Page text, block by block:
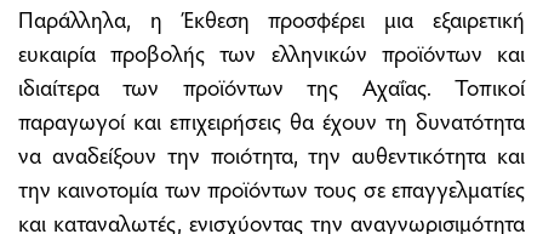
Παράλληλα, η Έκθεση προσφέρει μια εξαιρετική
ευκαιρία προβολής των ελληνικών προϊόντων και
ιδιαίτερα των προϊόντων της Αχαΐας. Τοπικοί
παραγωγοί και επιχειρήσεις θα έχουν τη δυνατότητα
να αναδείξουν την ποιότητα, την αυθεντικότητα και
την καινοτομία των προϊόντων τους σε επαγγελματίες
και καταναλωτές, ενισχύοντας την αναγνωρισιμότητα